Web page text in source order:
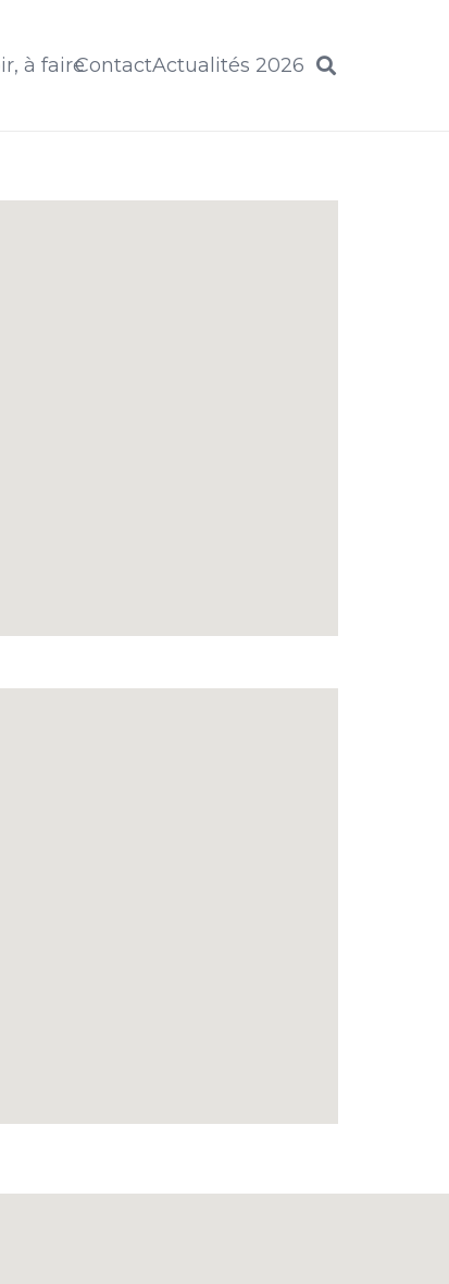
à faireContactActualités 2026